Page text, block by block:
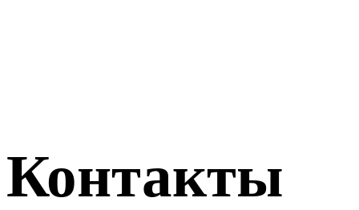
Контакты